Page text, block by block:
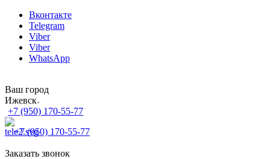
Вконтакте
Telegram
Viber
Viber
WhatsApp
Ваш город
Ижевск
+7 (950) 170-55-77
+7 (950) 170-55-77
Заказать звонок